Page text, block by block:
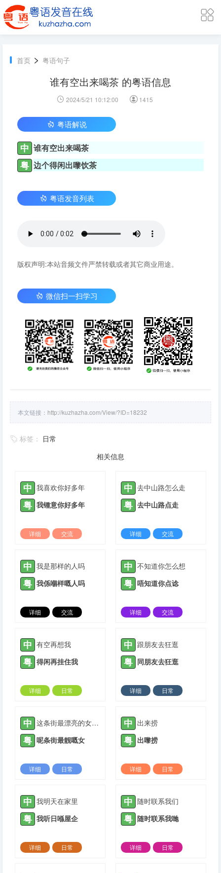
首页 > 粤语句子
谁有空出来喝茶 的粤语信息
2024/5/21 10:12:00 1415
粤语解说
中 谁有空出来喝茶
粤 边个得闲出嚟饮茶
粤语发音列表
版权声明:本站音频文件严禁转载或者其它商业用途。
微信扫一扫学习
本文链接： http://kuzhazha.com/View/?ID=18232
标签： 日常
相关信息
中 我喜欢你好多年
粤 我锺意你好多年
详细
交流
中 去中山路怎么走
粤 去中山路点走
详细
交流
中 我是那样的人吗
粤 我係嗰样嘅人吗
详细
交流
中 不知道你怎么想
粤 唔知道你点谂
详细
交流
中 有空再想我
粤 得闲再挂住我
详细
日常
中 跟朋友去狂逛
粤 同朋友去狂逛
详细
日常
中 这条街最漂亮的女孩子
粤 呢条街最靓嘅女
详细
日常
中 出来捞
粤 出嚟捞
详细
日常
中 我明天在家里
粤 我听日喺屋企
详细
日常
中 随时联系我们
粤 随时联系我哋
详细
日常